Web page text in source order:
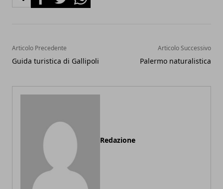
Articolo Precedente
Guida turistica di Gallipoli
Articolo Successivo
Palermo naturalistica
Redazione